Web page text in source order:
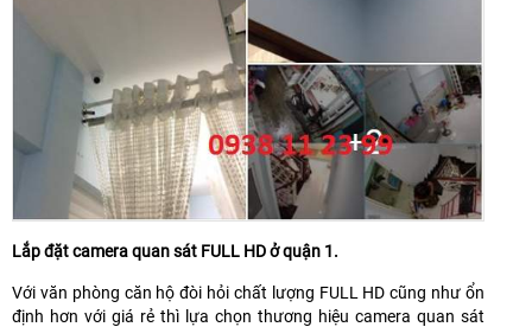
Lắp đặt camera quan sát FULL HD ở quận 1.
Với văn phòng căn hộ đòi hỏi chất lượng FULL HD cũng như ổn
định hơn với giá rẻ thì lựa chọn thương hiệu camera quan sát